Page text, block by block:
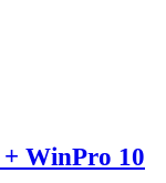
WinPro 10